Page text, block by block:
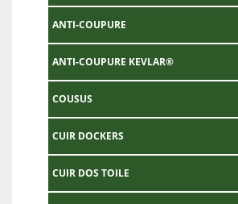
ANTI-COUPURE
ANTI-COUPURE KEVLAR®
COUSUS
CUIR DOCKERS
CUIR DOS TOILE